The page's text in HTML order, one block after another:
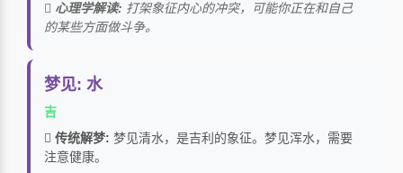
心理学解读: 打架象征内心的冲突，可能你正在和自己
的某些方面做斗争。
梦见: 水
吉
传统解梦: 梦见清水，是吉利的象征。梦见浑水，需要
注意健康。